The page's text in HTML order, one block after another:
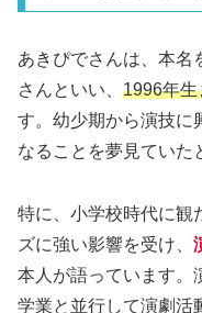
あきぴでさんは、本名
さんといい、 1996年生
す。幼少期から演技に
なることを夢見ていた
特に、小学校時代に観
ズに強い影響を受け、
本人が語っています。
学業と並行して演劇活